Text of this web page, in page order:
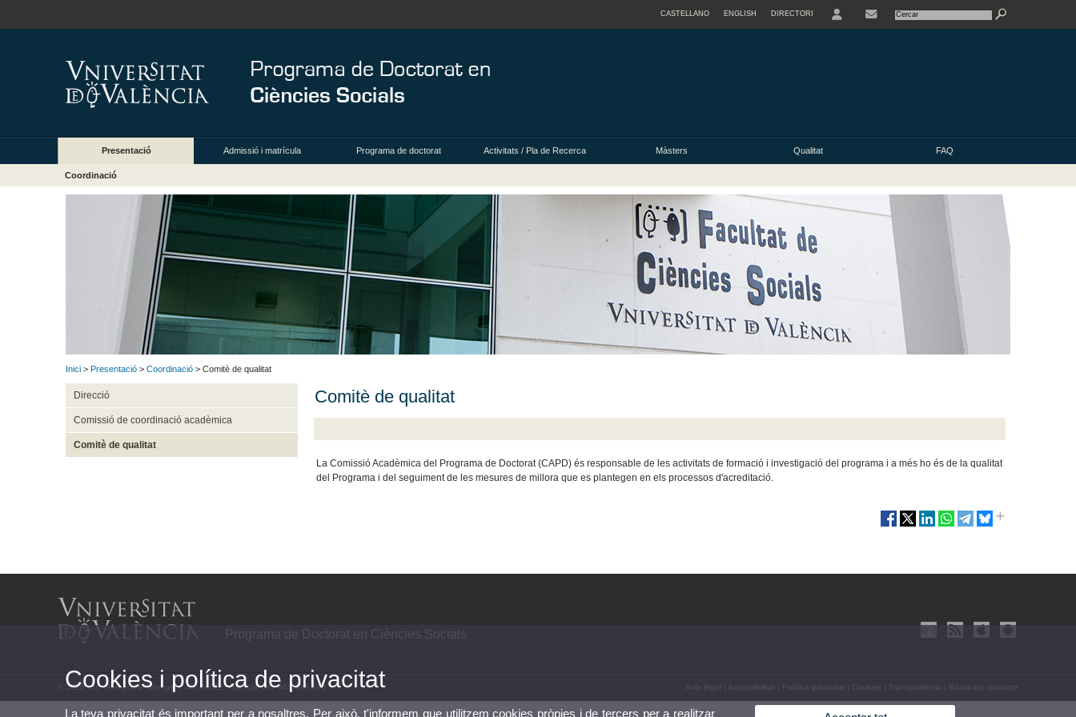
CASTELLANO ENGLISH DIRECTORI
Presentació Admissió i matrícula Programa de doctorat Activitats / Pla de Recerca Màsters Qualitat FAQ
Coordinació
Inici > Presentació > Coordinació > Comitè de qualitat
Direcció
Comissió de coordinació acadèmica
Comitè de qualitat
Comitè de qualitat
La Comissió Acadèmica del Programa de Doctorat (CAPD) és responsable de les activitats de formació i investigació del programa i a més ho és de la qualitat
del Programa i del seguiment de les mesures de millora que es plantegen en els processos d'acreditació.
Programa de Doctorat en Ciències Socials
© 2026 UV. - Avinguda Tarongers, 4b. 46021 València.Tel.: 963 828 500 Avís legal Accessibilitat Política privacitat Cookies Transparència Bústia de contacte
Cookies i política de privacitat
La teva privacitat és important per a nosaltres. Per això, t'informem que utilitzem cookies pròpies i de tercers per a realitzar